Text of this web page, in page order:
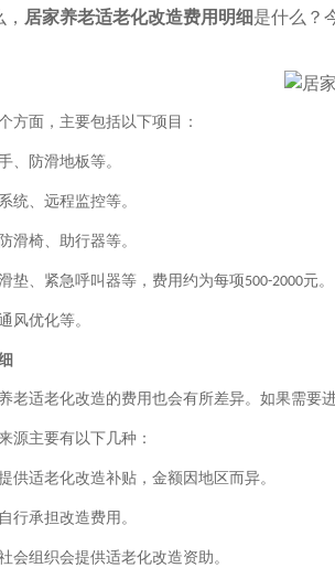
居家养老适老化改造费用明细是什么？
方面，主要包括以下项目：
、防滑地板等。
统、远程监控等。
滑椅、助行器等。
垫、紧急呼叫器等，费用约为每项500-2000元。
风优化等。
老适老化改造的费用也会有所差异。如果需要
源主要有以下几种：
供适老化改造补贴，金额因地区而异。
行承担改造费用。
会组织会提供适老化改造资助。